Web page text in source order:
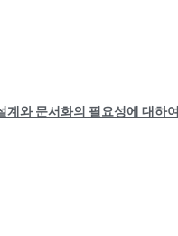
계와 문서화의 필요성에 대하여